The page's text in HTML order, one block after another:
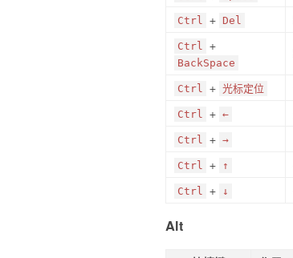
Ctrl + Del
Ctrl +
BackSpace
Ctrl + 光标定位
Ctrl + ←
Ctrl + →
Ctrl + ↑
Ctrl + ↓
Alt